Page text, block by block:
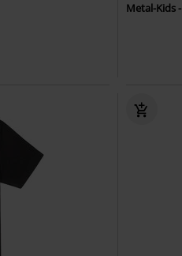
Metal-Kids